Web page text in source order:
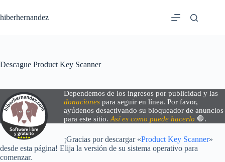
al
contenido
hiberhernandez
Descague Product Key Scanner
Dependemos de los ingresos por publicidad y las
donaciones para seguir en línea. Por favor,
ayúdenos desactivando su bloqueador de anuncios
para este sitio. Así es como puede hacerlo 🛑.
¡Gracias por descargar «Product Key Scanner»
desde esta página! Elija la versión de su sistema operativo para
comenzar.